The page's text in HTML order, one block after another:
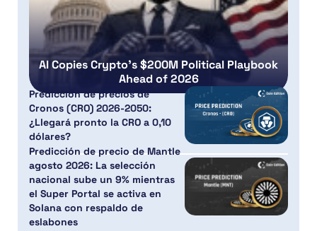
AI Copies Crypto’s $200M Political Playbook
Ahead of 2026
Predicción de precios de
Cronos (CRO) 2026-2050:
¿Llegará pronto la CRO a 0,10
dólares?
Predicción de precio de Mantle
agosto 2026: La selección
nacional sube un 9% mientras
el Super Portal se activa en
Solana con respaldo de
eslabones